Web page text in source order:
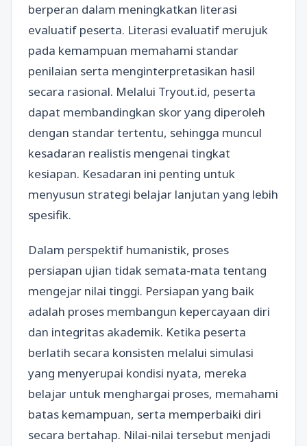
berperan dalam meningkatkan literasi
evaluatif peserta. Literasi evaluatif merujuk
pada kemampuan memahami standar
penilaian serta menginterpretasikan hasil
secara rasional. Melalui Tryout.id, peserta
dapat membandingkan skor yang diperoleh
dengan standar tertentu, sehingga muncul
kesadaran realistis mengenai tingkat
kesiapan. Kesadaran ini penting untuk
menyusun strategi belajar lanjutan yang lebih
spesifik.
Dalam perspektif humanistik, proses
persiapan ujian tidak semata-mata tentang
mengejar nilai tinggi. Persiapan yang baik
adalah proses membangun kepercayaan diri
dan integritas akademik. Ketika peserta
berlatih secara konsisten melalui simulasi
yang menyerupai kondisi nyata, mereka
belajar untuk menghargai proses, memahami
batas kemampuan, serta memperbaiki diri
secara bertahap. Nilai-nilai tersebut menjadi